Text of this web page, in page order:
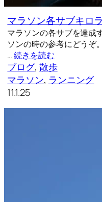
マラソン各サブキロ
マラソンの各サブを達成
ソンの時の参考にどうぞ
…続きを読む
ブログ, 散歩
マラソン, ランニング
11.1.25